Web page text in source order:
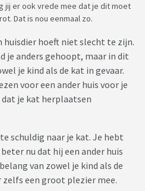
jij er ook vrede mee dat je dit moet
Dat is nou eenmaal zo.
huisdier hoeft niet slecht te zijn.
je anders gehoopt, maar in dit
je kind als de kat in gevaar.
voor een ander huis voor je
dat je kat herplaatsen
schuldig naar je kat. Je hebt
nu dat hij een ander huis
van zowel je kind als de
zelfs een groot plezier mee.